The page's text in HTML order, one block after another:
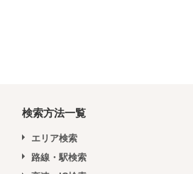
検索方法一覧
エリア検索
路線・駅検索